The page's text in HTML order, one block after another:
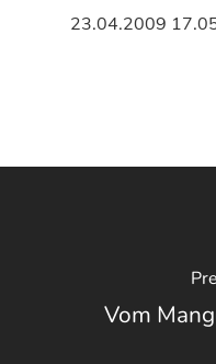
23.04.2009
Vom